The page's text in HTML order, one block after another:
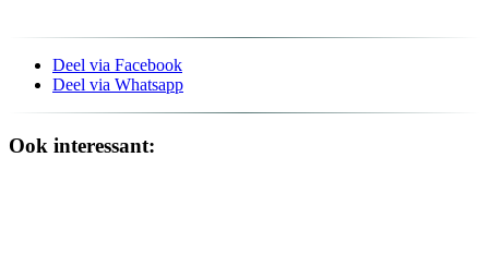
Deel via Facebook
Deel via Whatsapp
Ook interessant: